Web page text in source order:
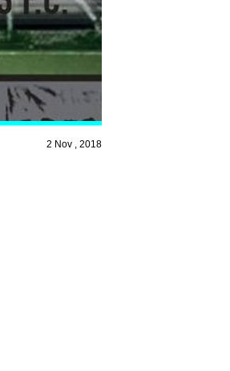
2 Nov , 2018